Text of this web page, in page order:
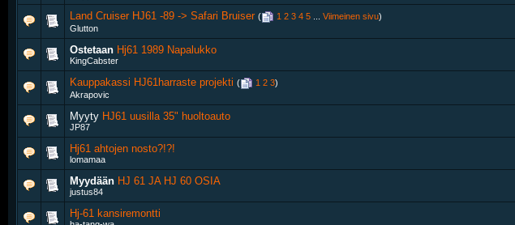
Land Cruiser HJ61 -89 -> Safari Bruiser ( 1 2 3 4 5 Viimeinen sivu)
Glutton
Ostetaan Hj61 1989 Napalukko
KingCabster
Kauppakassi HJ61harraste projekti ( 1 2 3)
Akrapovic
Myyty HJ61 uusilla 35" huoltoauto
JP87
Hj61 ahtojen nosto?!?!
lomamaa
Myydään HJ 61 JA HJ 60 OSIA
justus84
Hj-61 kansiremontti